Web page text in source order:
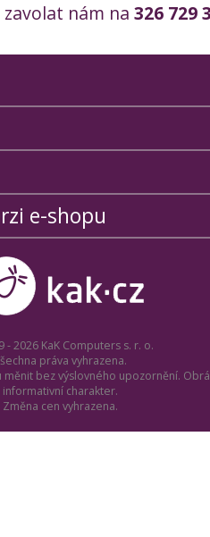
nám na 326 729
e-shopu
- 2026 KaK Computers s. r. o.
práva vyhrazena.
bez výslovného upozornění.
informativní charakter.
Změna cen vyhrazena.